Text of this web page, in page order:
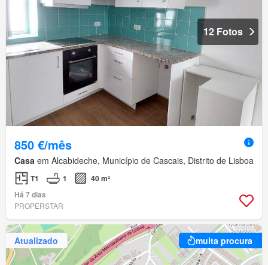
12 Fotos
850 €/mês
Casa em Alcabideche, Município de Cascais, Distrito de Lisboa
T1 1
40 m²
Há 7 dias
PROPERSTAR
Atualizado muita procura